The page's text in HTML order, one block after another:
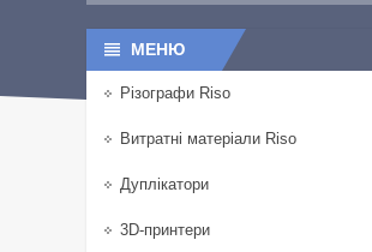
Різографи Riso
Витратні матеріали Riso
Дуплікатори
3D-принтери